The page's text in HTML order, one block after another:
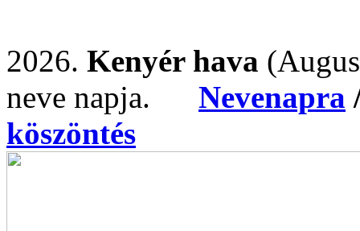
2026. Kenyér hava
neve napja. Nevenapra
köszöntés